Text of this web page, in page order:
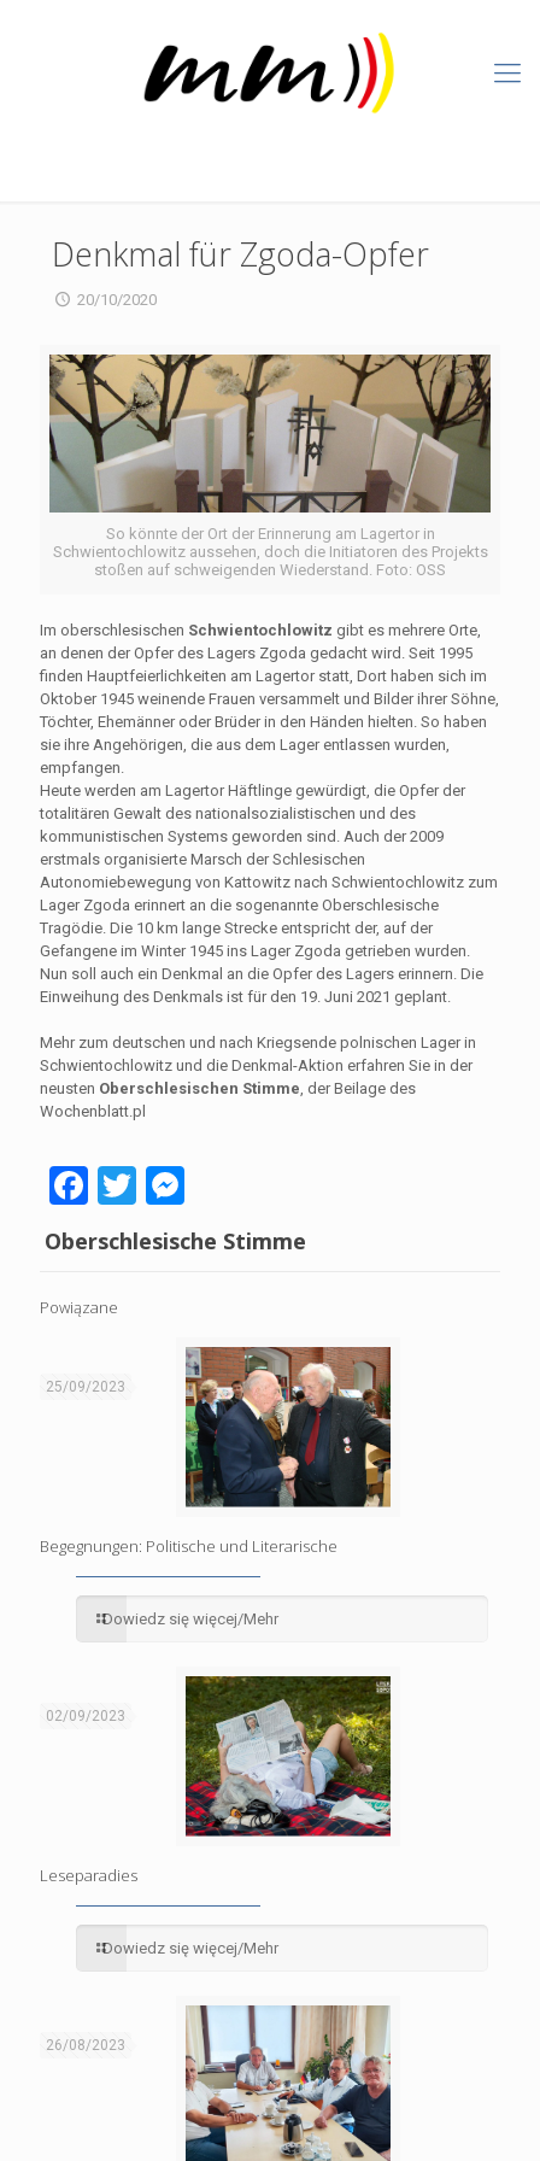
Denkmal für Zgoda-Opfer
20/10/2020
So könnte der Ort der Erinnerung am Lagertor in
Schwientochlowitz aussehen, doch die Initiatoren des Projekts
stoßen auf schweigenden Wiederstand. Foto: OSS
Im oberschlesischen Schwientochlowitz gibt es mehrere Orte,
an denen der Opfer des Lagers Zgoda gedacht wird. Seit 1995
finden Hauptfeierlichkeiten am Lagertor statt, Dort haben sich im
Oktober 1945 weinende Frauen versammelt und Bilder ihrer Söhne,
Töchter, Ehemänner oder Brüder in den Händen hielten. So haben
sie ihre Angehörigen, die aus dem Lager entlassen wurden,
empfangen.
Heute werden am Lagertor Häftlinge gewürdigt, die Opfer der
totalitären Gewalt des nationalsozialistischen und des
kommunistischen Systems geworden sind. Auch der 2009
erstmals organisierte Marsch der Schlesischen
Autonomiebewegung von Kattowitz nach Schwientochlowitz zum
Lager Zgoda erinnert an die sogenannte Oberschlesische
Tragödie. Die 10 km lange Strecke entspricht der, auf der
Gefangene im Winter 1945 ins Lager Zgoda getrieben wurden.
Nun soll auch ein Denkmal an die Opfer des Lagers erinnern. Die
Einweihung des Denkmals ist für den 19. Juni 2021 geplant.
Mehr zum deutschen und nach Kriegsende polnischen Lager in
Schwientochlowitz und die Denkmal-Aktion erfahren Sie in der
neusten Oberschlesischen Stimme , der Beilage des
Wochenblatt.pl
Facebook
TwitterMessenger
Oberschlesische Stimme
Powiązane
25/09/2023
Begegnungen: Politische und Literarische
Dowiedz się więcej/Mehr
02/09/2023
Leseparadies
Dowiedz się więcej/Mehr
26/08/2023